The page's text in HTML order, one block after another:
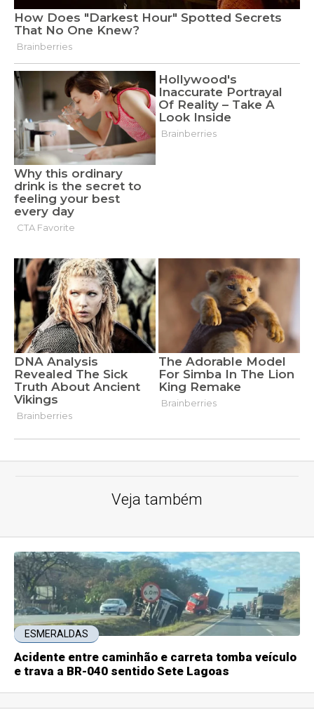
Veja também
ESMERALDAS
Acidente entre caminhão e carreta tomba veículo
e trava a BR-040 sentido Sete Lagoas